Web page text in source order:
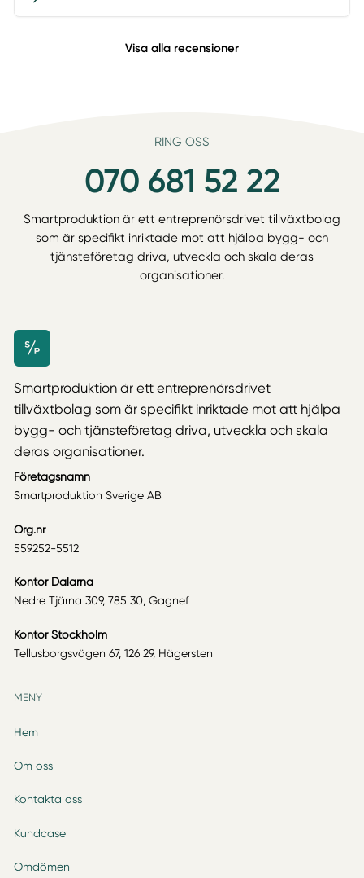
Visa alla recensioner
RING OSS
070 681 52 22
Smartproduktion är ett entreprenörsdrivet tillväxtbolag
som är specifikt inriktade mot att hjälpa bygg- och
tjänsteföretag driva, utveckla och skala deras
organisationer.
Smartproduktion är ett entreprenörsdrivet
tillväxtbolag som är specifikt inriktade mot att hjälpa
bygg- och tjänsteföretag driva, utveckla och skala
deras organisationer.
Företagsnamn
Smartproduktion Sverige AB
Org.nr
559252-5512
Kontor Dalarna
Nedre Tjärna 309, 785 30, Gagnef
Kontor Stockholm
Tellusborgsvägen 67, 126 29, Hägersten
MENY
Hem
Om oss
Kontakta oss
Kundcase
Omdömen